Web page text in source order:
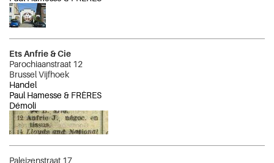
Ets Anfrie & Cie
Parochiaanstraat 12
Brussel Vijfhoek
Handel
Paul Hamesse & FRÈRES
Démoli
Paleizenstraat 17